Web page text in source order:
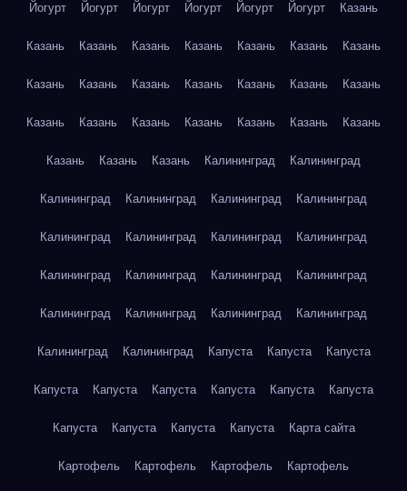
Йогурт Йогурт Йогурт Йогурт Йогурт Йогурт Казань
Казань Казань Казань Казань Казань Казань Казань
Казань Казань Казань Казань Казань Казань Казань
Казань Казань Казань Казань Казань Казань Казань
Казань Казань Казань Калининград Калининград
Калининград Калининград Калининград Калининград
Калининград Калининград Калининград Калининград
Калининград Калининград Калининград Калининград
Калининград Калининград Калининград Калининград
Калининград Калининград Капуста Капуста Капуста
Капуста Капуста Капуста Капуста Капуста Капуста
Капуста Капуста Капуста Капуста Карта сайта
Картофель Картофель Картофель Картофель